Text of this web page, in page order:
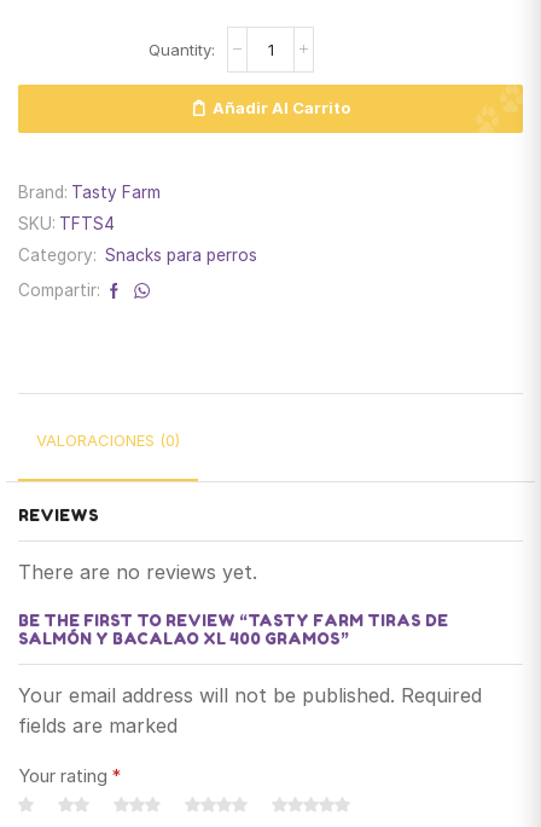
Añadir Al Carrito
Brand: Tasty Farm
SKU: TFTS4
Category: Snacks para perros
Compartir:
VALORACIONES (0)
REVIEWS
There are no reviews yet.
BE THE FIRST TO REVIEW “TASTY FARM TIRAS DE
SALMÓN Y BACALAO XL 400 GRAMOS”
Your email address will not be published. Required
fields are marked
Your rating *